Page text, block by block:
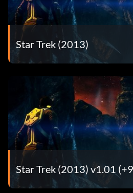
Star Trek (2013)
Star Trek (2013) v1.01